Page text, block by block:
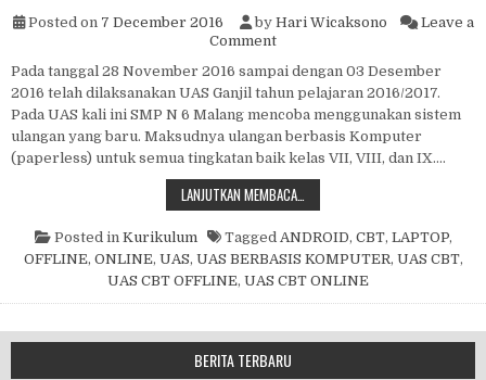
Posted on 7 December 2016 by Hari Wicaksono
Leave a
Commenton UAS BERBASIS IT
Pada tanggal 28 November 2016 sampai dengan 03 Desember
2016 telah dilaksanakan UAS Ganjil tahun pelajaran 2016/2017.
Pada UAS kali ini SMP N 6 Malang mencoba menggunakan sistem
ulangan yang baru. Maksudnya ulangan berbasis Komputer
(paperless) untuk semua tingkatan baik kelas VII, VIII, dan IX….
LANJUTKAN MEMBACA…
Posted in Kurikulum Tagged ANDROID, CBT, LAPTOP,
OFFLINE, ONLINE, UAS, UAS BERBASIS KOMPUTER, UAS CBT,
UAS CBT OFFLINE, UAS CBT ONLINE
BERITA TERBARU